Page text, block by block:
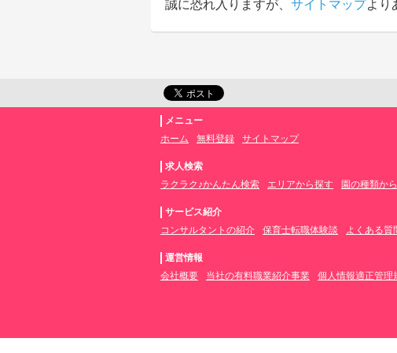
誠に恐れ入りますが、 サイトマップより
メニュー
ホーム
無料登録 サイトマップ
求人検索
ラクラク♪かんたん検索
エリアから探す 園の種類か
サービス紹介
コンサルタントの紹介
保育士転職体験談 よくある質
運営情報
会社概要
当社の有料職業紹介事業 個人情報適正管理